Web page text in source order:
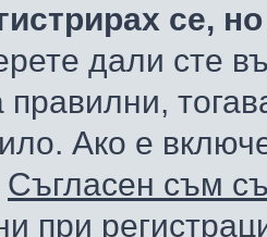
се,
дали сте
правилни,
Ако е
Съгласен съм
при